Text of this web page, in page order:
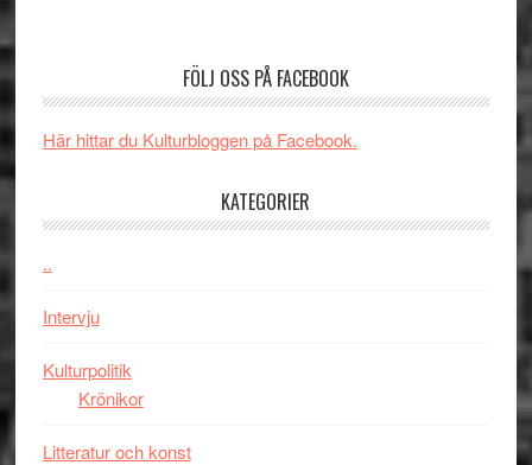
spännande
kan
FÖLJ OSS PÅ FACEBOOK
Här hittar du Kulturbloggen på Facebook.
KATEGORIER
..
Intervju
Kulturpolitik
Krönikor
Litteratur och konst